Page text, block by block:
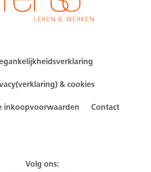
& cookies
inkoopvoorwaarden Contact
Volg ons: